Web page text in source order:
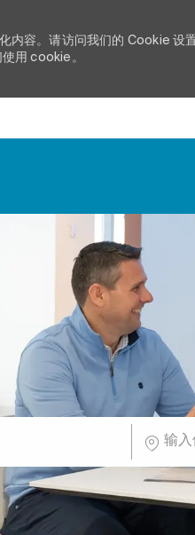
内容。请访问我们的 Cookie 设
用 cookie。
输入位置